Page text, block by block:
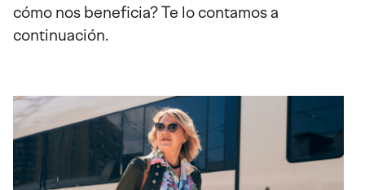
cómo nos beneficia? Te lo contamos a
continuación.